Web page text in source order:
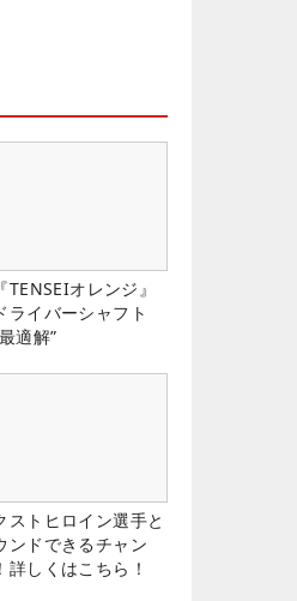
TENSEIオレンジ』
ライバーシャフト
適解”
ストヒロイン選手と
ンドできるチャン
詳しくはこちら！